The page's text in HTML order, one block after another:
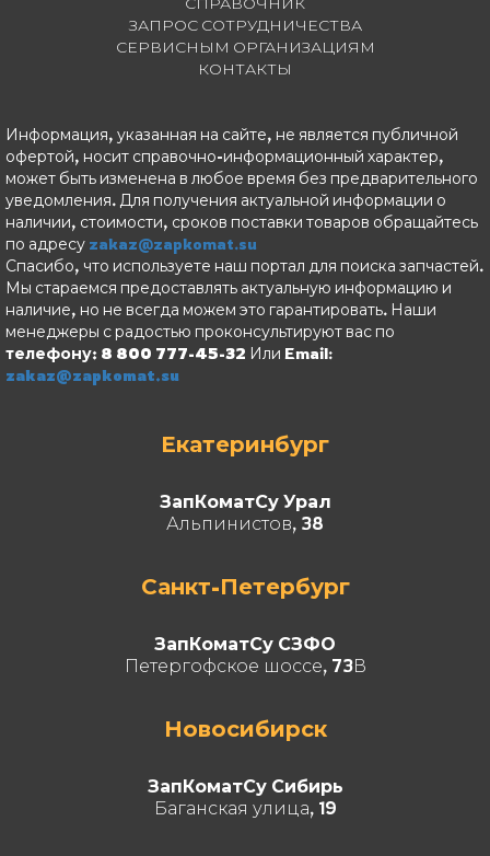
ЗАПРОС СОТРУДНИЧЕСТВА
СЕРВИСНЫМ ОРГАНИЗАЦИЯМ
КОНТАКТЫ
Информация, указанная на сайте, не является публичной
офертой, носит справочно-информационный характер,
может быть изменена в любое время без предварительного
уведомления. Для получения актуальной информации о
наличии, стоимости, сроков поставки товаров обращайтесь
по адресу zakaz@zapkomat.su
Спасибо, что используете наш портал для поиска запчастей.
Мы стараемся предоставлять актуальную информацию и
наличие, но не всегда можем это гарантировать. Наши
менеджеры с радостью проконсультируют вас по
телефону: 8 800 777-45-32 Или Email:
zakaz@zapkomat.su
Екатеринбург
ЗапКоматСу Урал
Альпинистов, 38
Санкт-Петербург
ЗапКоматСу СЗФО
Петергофское шоссе, 73В
Новосибирск
ЗапКоматСу Сибирь
Баганская улица, 19